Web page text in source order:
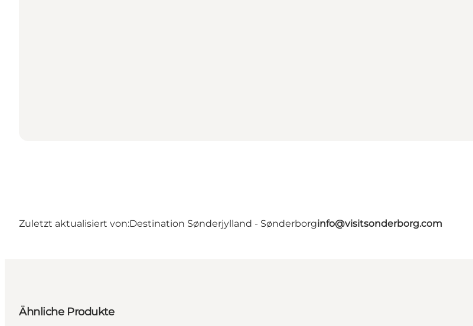
Zuletzt aktualisiert von:Destination Sønderjylland - Sønderborginfo@visitsonderborg.com
Ähnliche Produkte